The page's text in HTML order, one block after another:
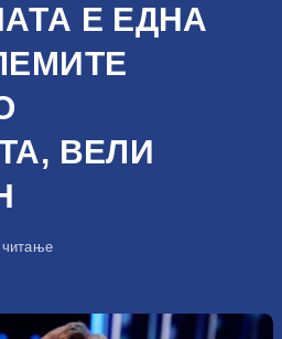
Е ЕДНА
ВЕЛИ